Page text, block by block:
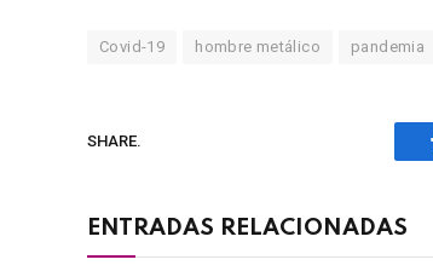
Covid-19 hombre metálico pandemia
SHARE.
ENTRADAS RELACIONADAS